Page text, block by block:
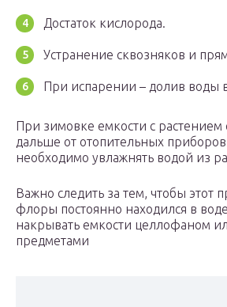
Достаток кислорода.
Устранение сквозняков и
При испарении – долив воды
При зимовке емкости с растением
дальше от отопительных
необходимо увлажнять водой из
Важно следить за тем, чтобы этот
флоры постоянно находился в
накрывать емкости целлофаном
предметами